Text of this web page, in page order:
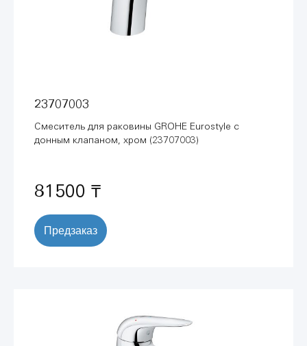
23707003
Смеситель для раковины GROHE Eurostyle с
донным клапаном, хром (23707003)
81500 ₸
Предзаказ